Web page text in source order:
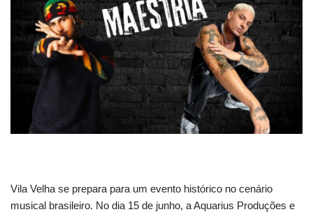
Vila Velha se prepara para um evento histórico no cenário
musical brasileiro. No dia 15 de junho, a Aquarius Produções e